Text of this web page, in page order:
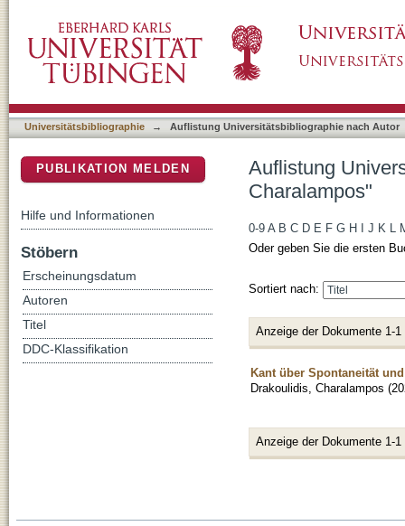
Universitätsbibliographie → Auflistung Universitätsbibliographie nach Autor
Auflistung
Charalampos"
0-9 A B C D E F G H J K L
Oder geben Sie die ersten
Sortiert nach:
Anzeige der Dokumente 1-1
Kant über Spontaneität
Drakoulidis, Charalampos (
Anzeige der Dokumente 1-1
PUBLIKATION MELDEN
Hilfe und Informationen
Stöbern
Erscheinungsdatum
Autoren
Titel
DDC-Klassifikation